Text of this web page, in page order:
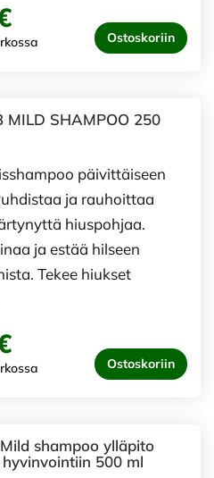
Ostoskoriin
MILD SHAMPOO 250
päivittäiseen
ja rauhoittaa
hiuspohjaa.
ja estää hilseen
Tekee hiukset
Ostoskoriin
shampoo ylläpito
500 ml